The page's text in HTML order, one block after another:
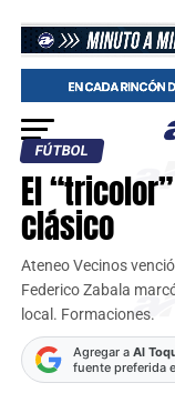
FÚTBOL
El
clásico
Ateneo Vecinos
Federico Zabala
local. Formaciones.
Agregar a Al
fuente preferida